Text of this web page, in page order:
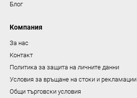
Блог
Компания
За нас
Контакт
Политика за защита на личните данни
Условия за връщане на стоки и рекламации
Общи търговски условия